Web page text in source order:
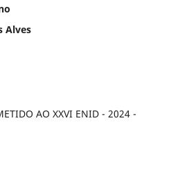
Alves
AO XXVI ENID - 2024 -